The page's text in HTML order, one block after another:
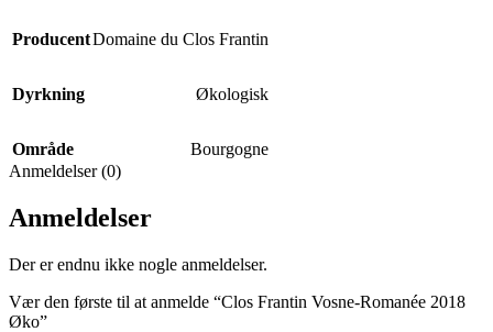
ProducentDomaine du Clos Frantin
Dyrkning Økologisk
Område
Bourgogne
Anmeldelser (0)
Anmeldelser
Der er endnu ikke nogle anmeldelser.
Vær den første til at anmelde “Clos Frantin Vosne-Romanée 2018
Øko”